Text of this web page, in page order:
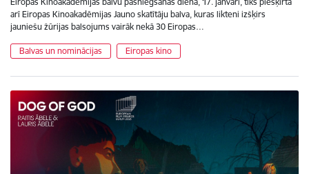
arī Eiropas Kinoakadēmijas Jauno skatītāju balva, kuras likteni izšķirs
jauniešu žūrijas balsojums vairāk nekā 30 Eiropas…
Balvas un nominācijas Eiropas kino